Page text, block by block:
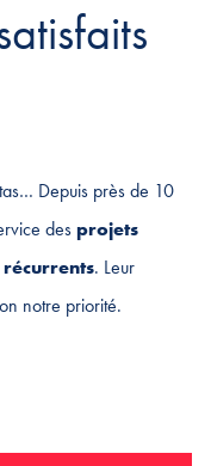
Depuis près de 10
desprojets
. Leur
notre priorité.